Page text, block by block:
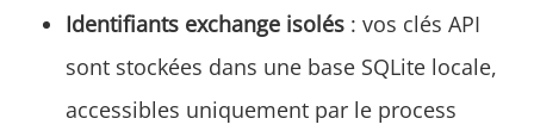
Identifiants exchange isolés : vos clés API
sont stockées dans une base SQLite locale,
accessibles uniquement par le process